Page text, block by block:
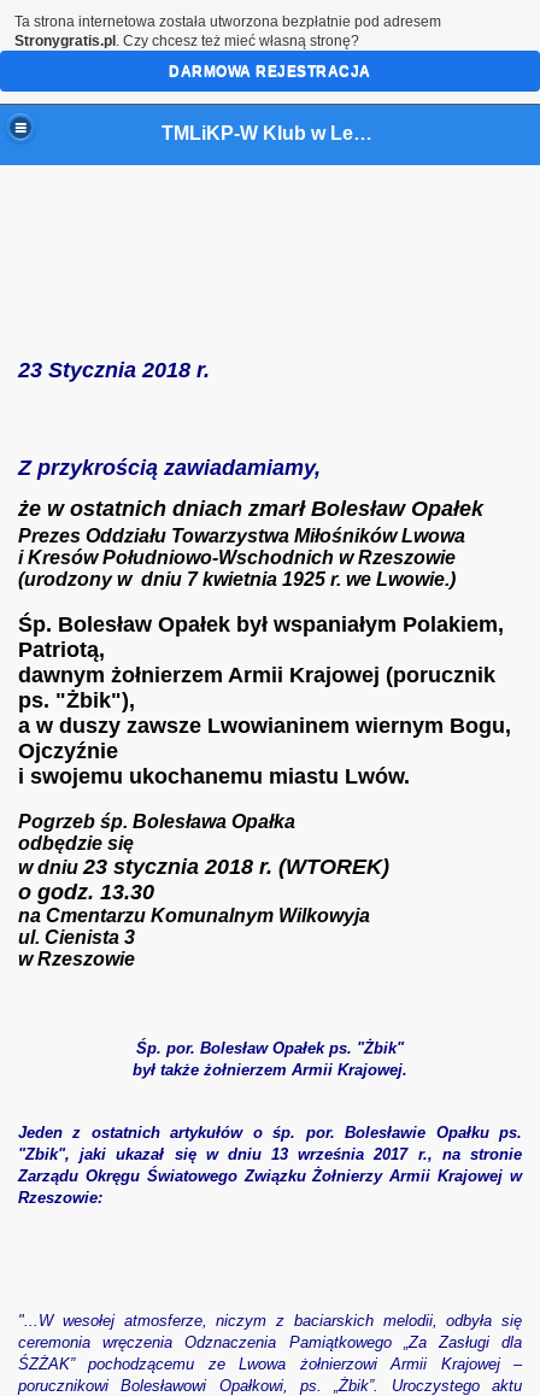
TMLiKP-W Klub w Leżajsku
23 Stycznia 2018 r.
Z przykrością zawiadamiamy,
że w ostatnich dniach zmarł Bolesław Opałek
Prezes Oddziału Towarzystwa Miłośników Lwowa
i Kresów Południowo-Wschodnich w Rzeszowie
(urodzony w dniu 7 kwietnia 1925 r. we Lwowie.)
Śp. Bolesław Opałek był wspaniałym Polakiem,
Patriotą,
dawnym żołnierzem Armii Krajowej (porucznik
ps. "Żbik"),
a w duszy zawsze Lwowianinem wiernym Bogu,
Ojczyźnie
i swojemu ukochanemu miastu Lwów.
Pogrzeb śp. Bolesława Opałka
odbędzie się
w dniu 23 stycznia 2018 r. (WTOREK)
o godz. 13.30
na Cmentarzu Komunalnym Wilkowyja
ul. Cienista 3
w Rzeszowie
Śp. por. Bolesław Opałek ps. "Żbik"
był także żołnierzem Armii Krajowej.
Jeden z ostatnich artykułów o śp. por. Bolesławie Opałku ps.
"Zbik",jaki ukazał się w dniu 13 września 2017 r., na stronie
Zarządu Okręgu Światowego Związku Żołnierzy Armii Krajowej w
Rzeszowie:
"...W wesołej atmosferze, niczym z baciarskich melodii, odbyła się
ceremonia wręczenia Odznaczenia Pamiątkowego „Za Zasługi dla
ŚZŻAK” pochodzącemu ze Lwowa żołnierzowi Armii Krajowej –
porucznikowi Bolesławowi Opałkowi, ps. „Żbik”. Uroczystego aktu
UKRAINIE
TMLiKP-W
- sprawy polskie w Kraju i za Granicami
na Boze Narodzenie i Nowy 2019 Rok
- Rodakom w Lezajsku
Pamieci Ofiar Ludobojstwa dokonanego przez
Ta strona internetowa została utworzona bezpłatnie pod adresem
Stronygratis.pl . Czy chcesz też mieć własną stronę?
DARMOWA REJESTRACJA